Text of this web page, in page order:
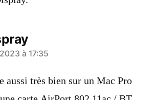
à 17:35
aussi très bien sur un Mac Pro